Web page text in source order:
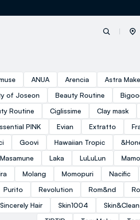
button.loginandregister
button.order.tracking
loyalty.euro.points
loyalty.guest.message
ANUA Arencia Astra
of Joseon Beauty Routine
Routine Ciglissime Clay mask
PINK Evian Extratto
Goovi Hawaiian Tropic
Laka LuLuLun
Molang Momopuri Nacific
Purito Revolution Rom&nd
Sincerely Hair Skin1004 Skin&Clean